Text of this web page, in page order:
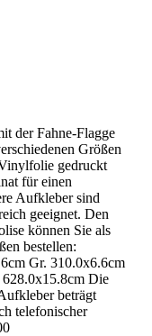
der Fahne-Flagge
Größen
gedruckt
für einen
Aufkleber sind
geeignet. Den
können Sie als
bestellen:
Gr. 310.0x6.6cm
Die
beträgt
telefonischer